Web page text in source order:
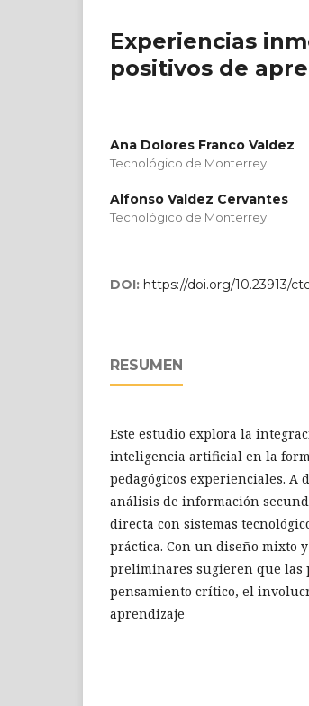
Experiencias
positivos de
Ana Dolores Franco Valdez
Tecnológico de Monterrey
Alfonso Valdez Cervantes
Tecnológico de Monterrey
DOI: https://doi.org/10.23913/
RESUMEN
Este estudio explora la
inteligencia artificial en la
pedagógicos experienciales. A
análisis de información
directa con sistemas
práctica. Con un diseño mixto
preliminares sugieren que las
pensamiento crítico, el
aprendizaje